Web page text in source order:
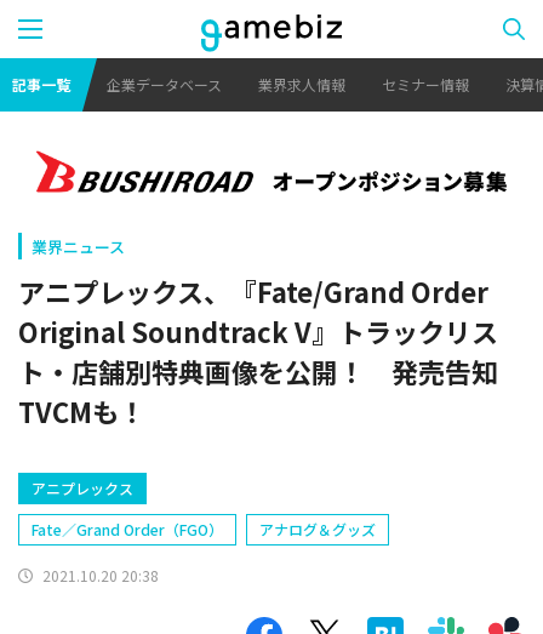
記事一覧 企業データベース 業界求人情報 セミナー情報 決算
業界ニュース
アニプレックス、『Fate/Grand Order
Original Soundtrack V』トラックリス
ト・店舗別特典画像を公開！ 発売告知
TVCMも！
アニプレックス
Fate／Grand Order（FGO）
アナログ＆グッズ
2021.10.20 20:38